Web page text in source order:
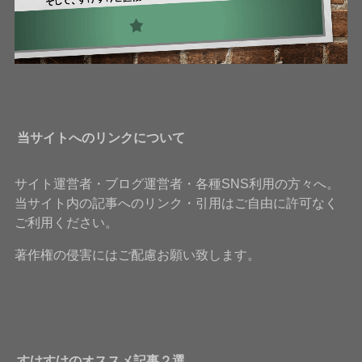
当サイトへのリンクについて
サイト運営者・ブログ運営者・各種SNS利用の方々へ。
当サイト内の記事へのリンク・引用はご自由に許可なく
ご利用ください。
著作権の侵害にはご配慮お願い致します。